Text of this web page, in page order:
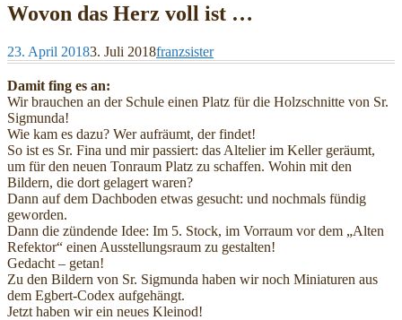
Wovon das Herz voll ist …
23. April 20183. Juli 2018franzsister
Damit fing es an:
Wir brauchen an der Schule einen Platz für die Holzschnitte von Sr.
Sigmunda!
Wie kam es dazu? Wer aufräumt, der findet!
So ist es Sr. Fina und mir passiert: das Altelier im Keller geräumt,
um für den neuen Tonraum Platz zu schaffen. Wohin mit den
Bildern, die dort gelagert waren?
Dann auf dem Dachboden etwas gesucht: und nochmals fündig
geworden.
Dann die zündende Idee: Im 5. Stock, im Vorraum vor dem „Alten
Refektor“ einen Ausstellungsraum zu gestalten!
Gedacht – getan!
Zu den Bildern von Sr. Sigmunda haben wir noch Miniaturen aus
dem Egbert-Codex aufgehängt.
Jetzt haben wir ein neues Kleinod!